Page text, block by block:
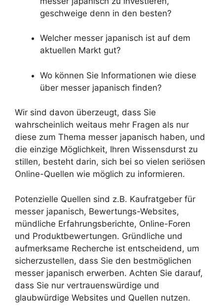
geschweige denn in den besten?
Welcher messer japanisch ist auf dem
aktuellen Markt gut?
Wo können Sie Informationen wie diese
über messer japanisch finden?
Wir sind davon überzeugt, dass Sie
wahrscheinlich weitaus mehr Fragen als nur
diese zum Thema messer japanisch haben, und
die einzige Möglichkeit, Ihren Wissensdurst zu
stillen, besteht darin, sich bei so vielen seriösen
Online-Quellen wie möglich zu informieren.
Potenzielle Quellen sind z.B. Kaufratgeber für
messer japanisch, Bewertungs-Websites,
mündliche Erfahrungsberichte, Online-Foren
und Produktbewertungen. Gründliche und
aufmerksame Recherche ist entscheidend, um
sicherzustellen, dass Sie den bestmöglichen
messer japanisch erwerben. Achten Sie darauf,
dass Sie nur vertrauenswürdige und
glaubwürdige Websites und Quellen nutzen.